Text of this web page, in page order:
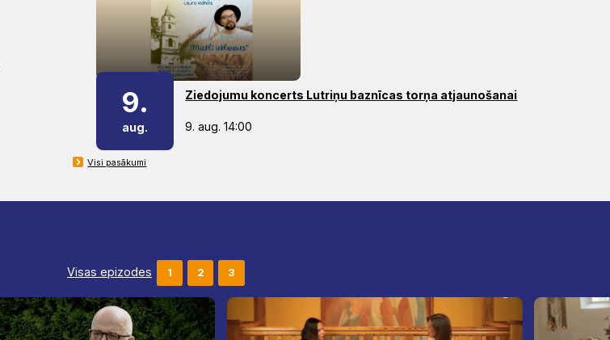
9.
aug.
Ziedojumu koncerts Lutriņu baznīcas torņa atjaunošanai
9. aug. 14:00
Visi pasākumi
Visas epizodes 1 2 3